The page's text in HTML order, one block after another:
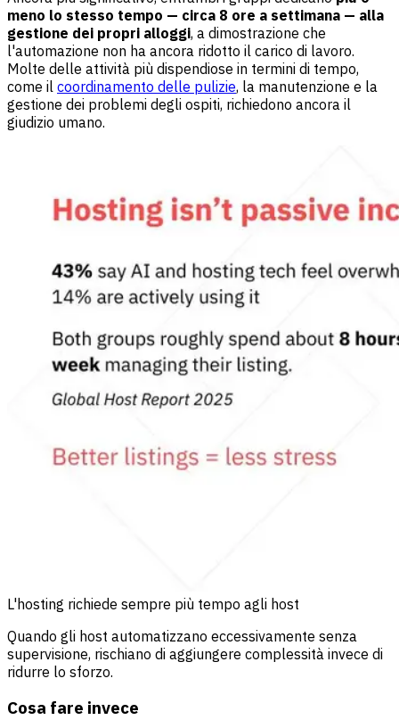
meno lo stesso tempo — circa 8 ore a settimana — alla
gestione dei propri alloggi, a dimostrazione che
l'automazione non ha ancora ridotto il carico di lavoro.
Molte delle attività più dispendiose in termini di tempo,
come il coordinamento delle pulizie, la manutenzione e la
gestione dei problemi degli ospiti, richiedono ancora il
giudizio umano.
L'hosting richiede sempre più tempo agli host
Quando gli host automatizzano eccessivamente senza
supervisione, rischiano di aggiungere complessità invece di
ridurre lo sforzo.
Cosa fare invece